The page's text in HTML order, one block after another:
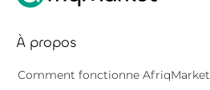
À propos
Comment fonctionne AfriqMarket